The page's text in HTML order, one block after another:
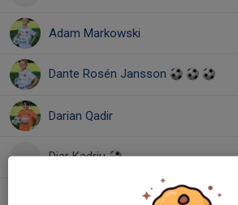
Adam Markowski
Dante Rosén Jansson
Darian Qadir
Diar Kadriu